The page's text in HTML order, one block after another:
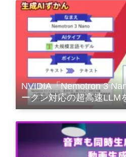
NVIDIA「Nemotron 3
ークン対応の超高速LLM